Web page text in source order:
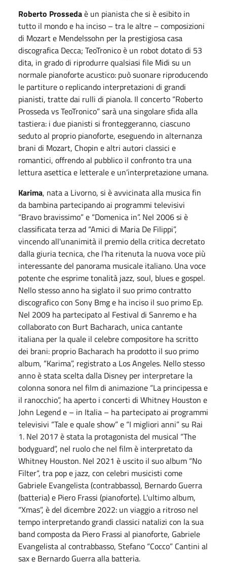
Roberto Prossedaè un pianista che si è esibito in
tutto il mondo e ha inciso – tra le altre – composizioni
di Mozart e Mendelssohn per la prestigiosa casa
discografica Decca; TeoTronico è un robot dotato di 53
dita, in grado di riprodurre qualsiasi file Midi su un
normale pianoforte acustico: può suonare riproducendo
le partiture o replicando interpretazioni di grandi
pianisti, tratte dai rulli di pianola. Il concerto “Roberto
Prosseda vs TeoTronico” sarà una singolare sfida alla
tastiera: i due pianisti si fronteggeranno, ciascuno
seduto al proprio pianoforte, eseguendo in alternanza
brani di Mozart, Chopin e altri autori classici e
romantici, offrendo al pubblico il confronto tra una
lettura asettica e letterale e un’interpretazione umana.
Karima, nata a Livorno, si è avvicinata alla musica fin
da bambina partecipando ai programmi televisivi
“Bravo bravissimo” e “Domenica in”. Nel 2006 si è
classificata terza ad “Amici di Maria De Filippi”,
vincendo all'unanimità il premio della critica decretato
dalla giuria tecnica, che l'ha ritenuta la nuova voce più
interessante del panorama musicale italiano. Una voce
potente che esprime tonalità jazz, soul, blues e gospel.
Nello stesso anno ha siglato il suo primo contratto
discografico con Sony Bmg e ha inciso il suo primo Ep.
Nel 2009 ha partecipato al Festival di Sanremo e ha
collaborato con Burt Bacharach, unica cantante
italiana per la quale il celebre compositore ha scritto
dei brani: proprio Bacharach ha prodotto il suo primo
album, “Karima”, registrato a Los Angeles. Nello stesso
anno è stata scelta dalla Disney per interpretare la
colonna sonora nel film di animazione “La principessa e
il ranocchio”, ha aperto i concerti di Whitney Houston e
John Legend e – in Italia – ha partecipato ai programmi
televisivi “Tale e quale show” e “I migliori anni” su Rai
1. Nel 2017 è stata la protagonista del musical “The
bodyguard”, nel ruolo che nel film è interpretato da
Whitney Houston. Nel 2021 è uscito il suo album “No
Filter“, tra pop e jazz, con celebri musicisti come
Gabriele Evangelista (contrabbasso), Bernardo Guerra
(batteria) e Piero Frassi (pianoforte). L'ultimo album,
“Xmas”, è del dicembre 2022: un viaggio a ritroso nel
tempo interpretando grandi classici natalizi con la sua
band composta da Piero Frassi al pianoforte, Gabriele
Evangelista al contrabbasso, Stefano “Cocco” Cantini al
sax e Bernardo Guerra alla batteria.